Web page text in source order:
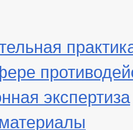
экспертиза